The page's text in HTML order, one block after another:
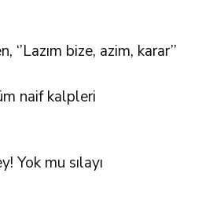
bize, azim, karar’’
naif kalpleri
Yok mu sılayı